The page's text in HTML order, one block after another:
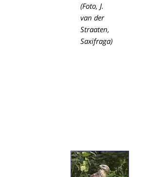
(Foto, J.
van der
Straaten,
Saxifraga)